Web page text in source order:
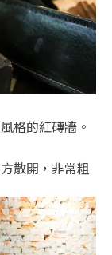
格的紅磚牆。
散開，非常粗